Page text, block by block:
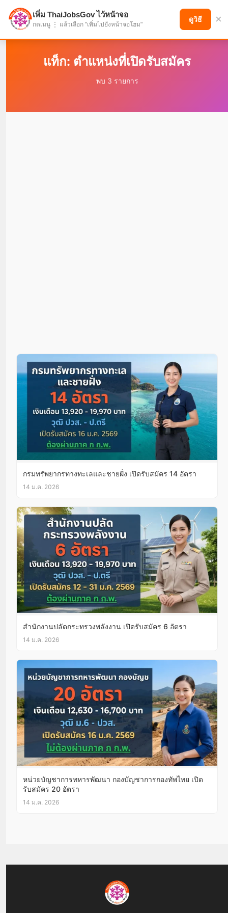
แบ่งปันโอกาส เพื่ออนาคตที่ก้าวหน้า
แท็ก: ตำแหน่งที่เปิดรับสมัคร
พบ 3 รายการ
กรมทรัพยากรทางทะเลและชายฝั่ง เปิดรับสมัคร 14 อัตรา
14 ม.ค. 2026
สำนักงานปลัดกระทรวงพลังงาน เปิดรับสมัคร 6 อัตรา
14 ม.ค. 2026
หน่วยบัญชาการทหารพัฒนา กองบัญชาการกองทัพไทย เปิด
รับสมัคร 20 อัตรา
14 ม.ค. 2026
เพิ่ม ThaiJobsGov ไว้หน้าจอ
กดเมนู ⋮ แล้วเลือก "เพิ่มไปยังหน้าจอโฮม"
ดูวิธี ×